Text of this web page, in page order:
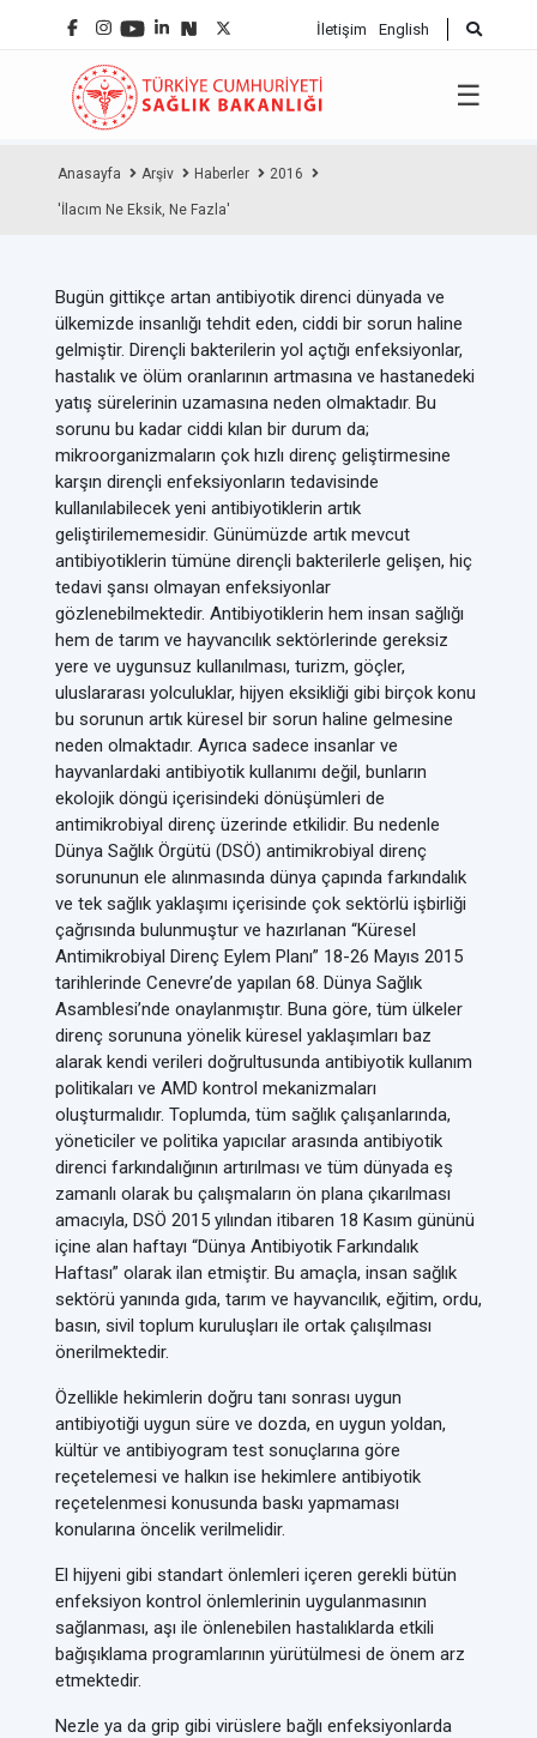
İletişim English
☰
Anasayfa Arşiv Haberler 2016
'İlacım Ne Eksik, Ne Fazla'
Bugün gittikçe artan antibiyotik direnci dünyada ve
ülkemizde insanlığı tehdit eden, ciddi bir sorun haline
gelmiştir. Dirençli bakterilerin yol açtığı enfeksiyonlar,
hastalık ve ölüm oranlarının artmasına ve hastanedeki
yatış sürelerinin uzamasına neden olmaktadır. Bu
sorunu bu kadar ciddi kılan bir durum da;
mikroorganizmaların çok hızlı direnç geliştirmesine
karşın dirençli enfeksiyonların tedavisinde
kullanılabilecek yeni antibiyotiklerin artık
geliştirilememesidir. Günümüzde artık mevcut
antibiyotiklerin tümüne dirençli bakterilerle gelişen, hiç
tedavi şansı olmayan enfeksiyonlar
gözlenebilmektedir. Antibiyotiklerin hem insan sağlığı
hem de tarım ve hayvancılık sektörlerinde gereksiz
yere ve uygunsuz kullanılması, turizm, göçler,
uluslararası yolculuklar, hijyen eksikliği gibi birçok konu
bu sorunun artık küresel bir sorun haline gelmesine
neden olmaktadır. Ayrıca sadece insanlar ve
hayvanlardaki antibiyotik kullanımı değil, bunların
ekolojik döngü içerisindeki dönüşümleri de
antimikrobiyal direnç üzerinde etkilidir. Bu nedenle
Dünya Sağlık Örgütü (DSÖ) antimikrobiyal direnç
sorununun ele alınmasında dünya çapında farkındalık
ve tek sağlık yaklaşımı içerisinde çok sektörlü işbirliği
çağrısında bulunmuştur ve hazırlanan “Küresel
Antimikrobiyal Direnç Eylem Planı” 18-26 Mayıs 2015
tarihlerinde Cenevre’de yapılan 68. Dünya Sağlık
Asamblesi’nde onaylanmıştır. Buna göre, tüm ülkeler
direnç sorununa yönelik küresel yaklaşımları baz
alarak kendi verileri doğrultusunda antibiyotik kullanım
politikaları ve AMD kontrol mekanizmaları
oluşturmalıdır. Toplumda, tüm sağlık çalışanlarında,
yöneticiler ve politika yapıcılar arasında antibiyotik
direnci farkındalığının artırılması ve tüm dünyada eş
zamanlı olarak bu çalışmaların ön plana çıkarılması
amacıyla, DSÖ 2015 yılından itibaren 18 Kasım gününü
içine alan haftayı “Dünya Antibiyotik Farkındalık
Haftası” olarak ilan etmiştir. Bu amaçla, insan sağlık
sektörü yanında gıda, tarım ve hayvancılık, eğitim, ordu,
basın, sivil toplum kuruluşları ile ortak çalışılması
önerilmektedir.
Özellikle hekimlerin doğru tanı sonrası uygun
antibiyotiği uygun süre ve dozda, en uygun yoldan,
kültür ve antibiyogram test sonuçlarına göre
reçetelemesi ve halkın ise hekimlere antibiyotik
reçetelenmesi konusunda baskı yapmaması
konularına öncelik verilmelidir.
El hijyeni gibi standart önlemleri içeren gerekli bütün
enfeksiyon kontrol önlemlerinin uygulanmasının
sağlanması, aşı ile önlenebilen hastalıklarda etkili
bağışıklama programlarının yürütülmesi de önem arz
etmektedir.
Nezle ya da grip gibi virüslere bağlı enfeksiyonlarda